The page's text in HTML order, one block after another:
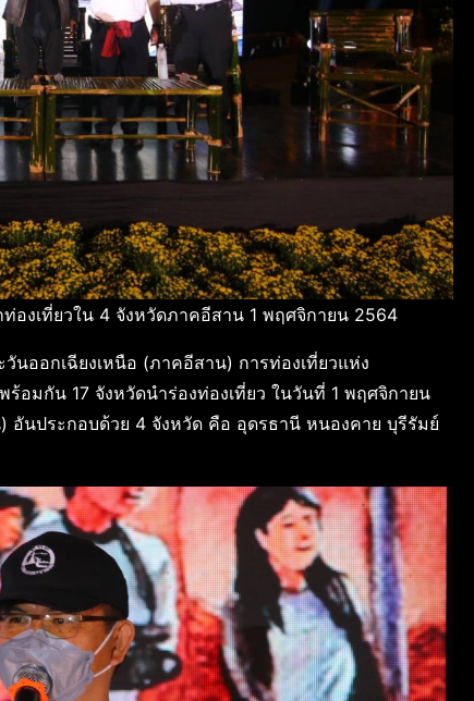
ท่องเที่ยวใน 4 จังหวัดภาคอีสาน 1 พฤศจิกายน 2564
ออกเฉียงเหนือ (ภาคอีสาน) การท่องเที่ยวแห่ง
ร้อมกัน 17 จังหวัดนำร่องท่องเที่ยว ในวันที่ 1 พฤศจิกายน
อันประกอบด้วย 4 จังหวัด คือ อุดรธานี หนองคาย บุรีรัมย์